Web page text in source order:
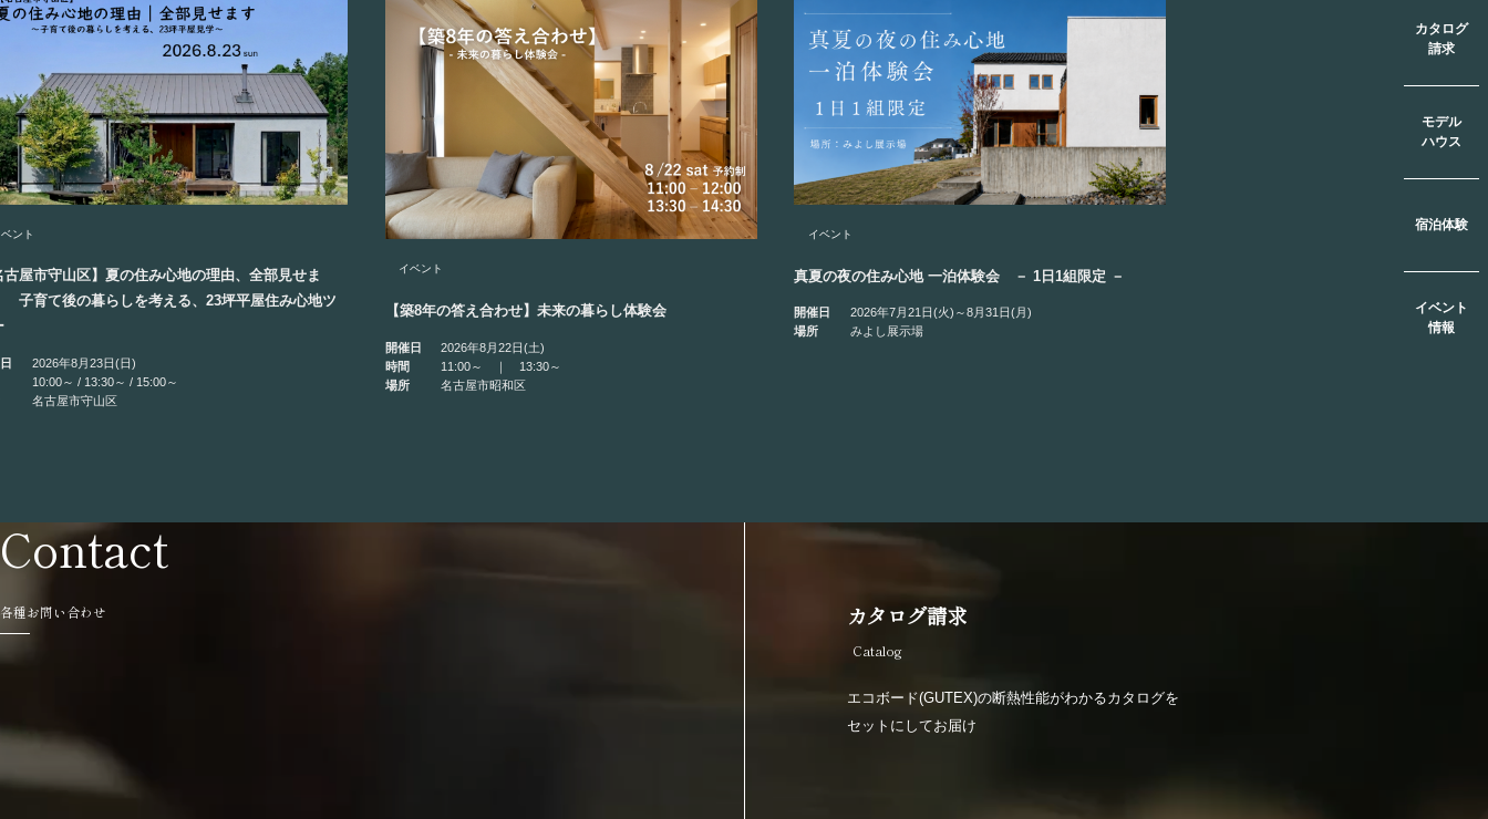
ント
古屋市守山区】夏の住み心地の理由、全部見せま
育て後の暮らしを考える、23坪平屋住み心地ツ
2026年8月23日(日)
10:00～ / 13:30～ / 15:00～
名古屋市守山区
イベント
【築8年の答え合わせ】未来の暮らし体験会
開催日
2026年8月22日(土)
時間
11:00～ ｜ 13:30～
場所
名古屋市昭和区
イベント
真夏の夜の住み心地 一泊体験会 － 1日1組限定 －
開催日
2026年7月21日(火)～8月31日(月)
場所
みよし展示場
Contact
各種お問い合わせ カタログ請求
Catalog
エコボード(GUTEX)の断熱性能がわかるカタログを
セットにしてお届け
カタログ
請求
モデル
ハウス
宿泊体験
イベント
情報